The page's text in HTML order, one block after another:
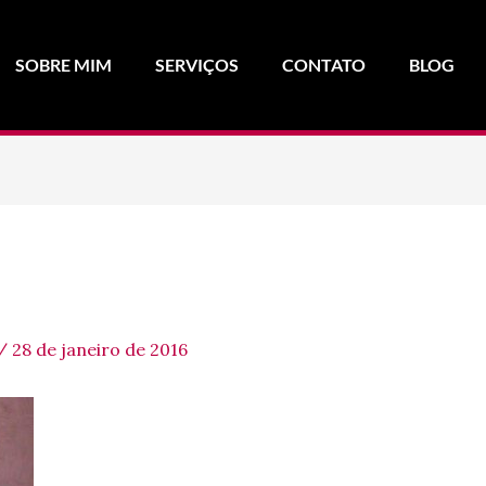
SOBRE MIM SERVIÇOS CONTATO BLOG
/ 28 de janeiro de 2016